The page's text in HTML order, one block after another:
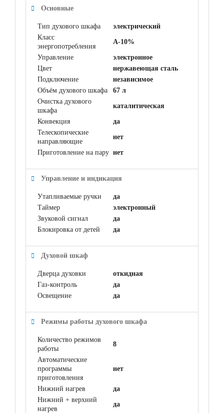
Основные
Тип духового шкафа
электрический
Класс
энергопотребления
A-10%
Управление
электронное
Цвет
нержавеющая сталь
Подключение
независимое
Объём духового шкафа
67 л
Очистка духового
шкафа
каталитическая
Конвекция
да
Телескопические
направляющие
нет
Приготовление на пару нет
Управление и индикация
Утапливаемые ручки
да
Таймер
электронный
Звуковой сигнал
да
Блокировка от детей
да
Духовой шкаф
Дверца духовки
откидная
Газ-контроль
да
Освещение
да
Режимы работы духового шкафа
Количество режимов
работы
8
Автоматические
программы
приготовления
нет
Нижний нагрев
да
Нижний + верхний
нагрев
да